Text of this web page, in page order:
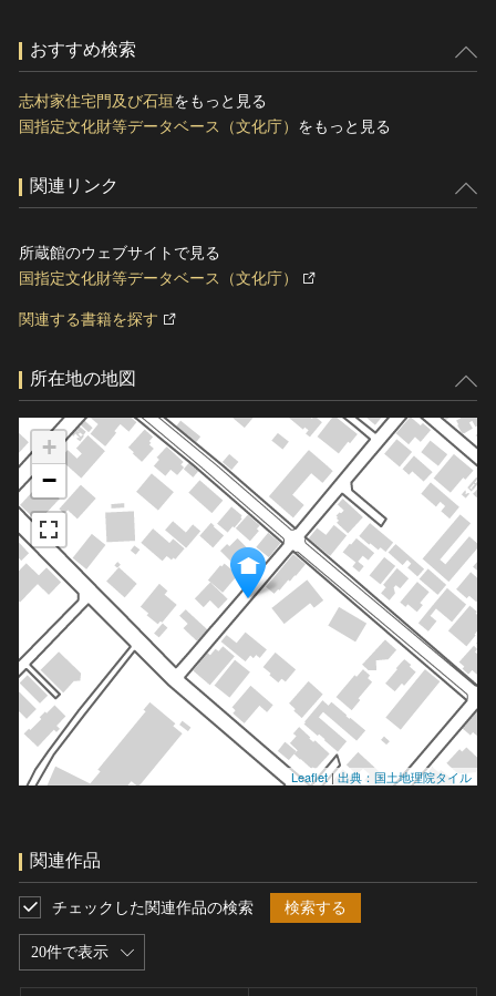
おすすめ検索
志村家住宅門及び石垣をもっと見る
国指定文化財等データベース（文化庁） をもっと見る
関連リンク
所蔵館のウェブサイトで見る
国指定文化財等データベース（文化庁）
関連する書籍を探す
所在地の地図
+
−
Leaflet|出典：国土地理院タイル
関連作品
20件で表示
チェックした関連作品の検索 検索する